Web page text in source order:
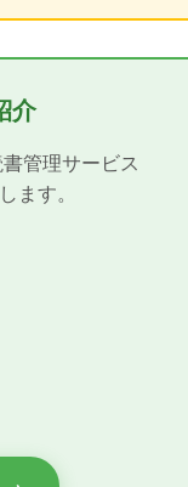
介
管理サービス
ます。